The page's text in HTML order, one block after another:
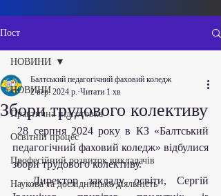
Пост
НОВИНИ
Практична підготовка
Освітній процес
Професійний розвиток викладачів
Наукова та дослідницька діяльність
НОВИНИ
Збори трудового колективу
Балтський педагогічний фаховий коледж
2 вер. 2024 р. Читати 1 хв
28 серпня 2024 року в КЗ «Балтський
педагогічний фаховий коледж» відбулися
збори трудового колективу.
  Директор закладу освіти, Сергій